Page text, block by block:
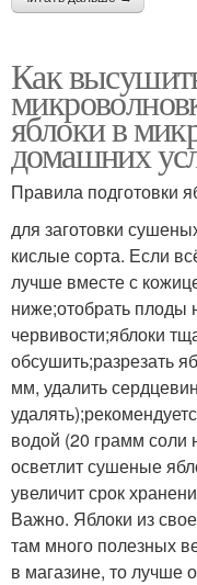
Как
яблоки в
домашних
Правила подготовки
для заготовки
кислые сорта. Если
лучше вместе с
ниже;отобрать
червивости;яблоки
обсушить;разрезать
мм, удалить
водой (20 грамм
осветлит сушеные
увеличит срок
Важно. Яблоки из
там много полезных
в магазине, то лучше